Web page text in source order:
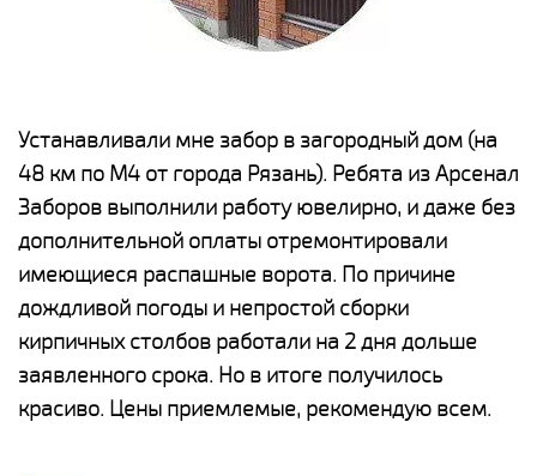
Устанавливали мне забор в загородный дом (на
48 км по М4 от города Рязань). Ребята из Арсенал
Заборов выполнили работу ювелирно, и даже без
дополнительной оплаты отремонтировали
имеющиеся распашные ворота. По причине
дождливой погоды и непростой сборки
кирпичных столбов работали на 2 дня дольше
заявленного срока. Но в итоге получилось
красиво. Цены приемлемые, рекомендую всем.